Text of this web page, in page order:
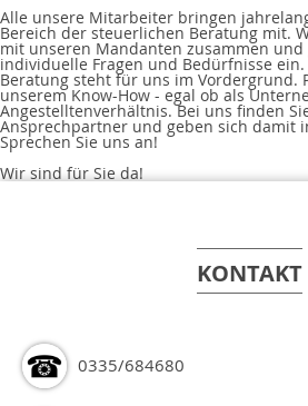
Alle unsere Mitarbeiter bringen
Bereich der steuerlichen Beratung mit.
mit unseren Mandanten zusammen
individuelle Fragen und Bedürfnisse
Beratung steht für uns im Vordergrund.
unserem Know-How - egal ob als
Angestelltenverhältnis. Bei uns finden
Ansprechpartner und geben sich damit
Sprechen Sie uns an!
Wir sind für Sie da!
KONTAKT
0335/684680